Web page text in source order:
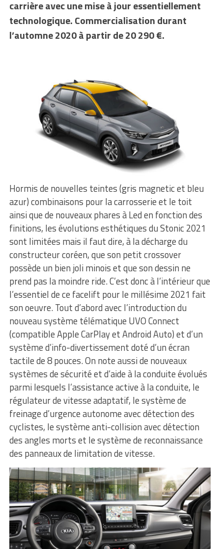
carrière avec une mise à jour essentiellement
technologique. Commercialisation durant
l’automne 2020 à partir de 20 290 €.
Hormis de nouvelles teintes (gris magnetic et bleu
azur) combinaisons pour la carrosserie et le toit
ainsi que de nouveaux phares à Led en fonction des
finitions, les évolutions esthétiques du Stonic 2021
sont limitées mais il faut dire, à la décharge du
constructeur coréen, que son petit crossover
possède un bien joli minois et que son dessin ne
prend pas la moindre ride. C’est donc à l’intérieur que
l’essentiel de ce facelift pour le millésime 2021 fait
son oeuvre. Tout d’abord avec l’introduction du
nouveau système télématique UVO Connect
(compatible Apple CarPlay et Android Auto) et d’un
système d’info-divertissement doté d’un écran
tactile de 8 pouces. On note aussi de nouveaux
systèmes de sécurité et d’aide à la conduite évolués
parmi lesquels l’assistance active à la conduite, le
régulateur de vitesse adaptatif, le système de
freinage d’urgence autonome avec détection des
cyclistes, le système anti-collision avec détection
des angles morts et le système de reconnaissance
des panneaux de limitation de vitesse.